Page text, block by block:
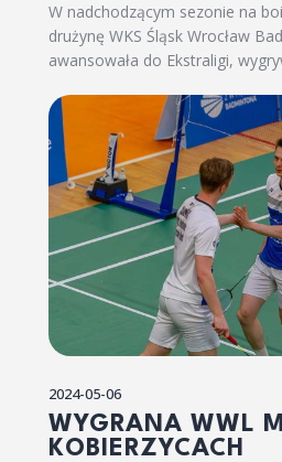
W nadchodzącym sezonie na
drużynę WKS Śląsk Wrocław
awansowała do Ekstraligi,
2024-05-06
WYGRANA WWL
KOBIERZYCACH